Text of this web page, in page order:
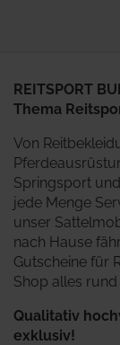
REITSPORT
Thema
Von
Springsport
jede Menge
unser
nach Hause
Gutscheine für
Shop alles
Qualitativ
exklusiv!